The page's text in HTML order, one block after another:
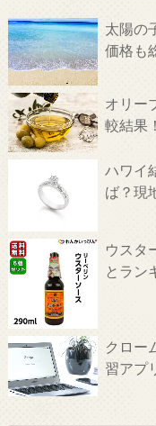
太陽の
価格も
オリー
較結果
ハワイ
ば？現
ウスタ
とラン
クロー
習アプ